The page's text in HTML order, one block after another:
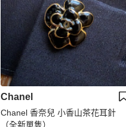
Chanel
Chanel 香奈兒 小香山茶花耳針
（全新單隻）